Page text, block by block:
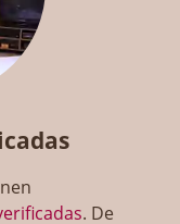
. De